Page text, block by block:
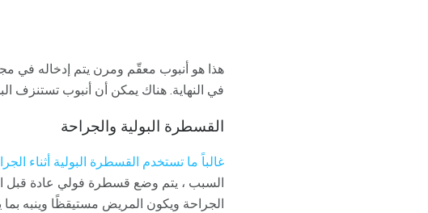
هذا هو أنبوب معقّم ومرن يتم إدخاله في
في النهاية. هناك يمكن أن أنبوب تستنزف
القسطرة البولية والجراحة
غالباً ما تستخدم القسطرة البولية أثناء
السبب ، يتم وضع قسطرة فولي عادة قبل
الجراحة ويكون المريض مستيقظًا وينبه بما